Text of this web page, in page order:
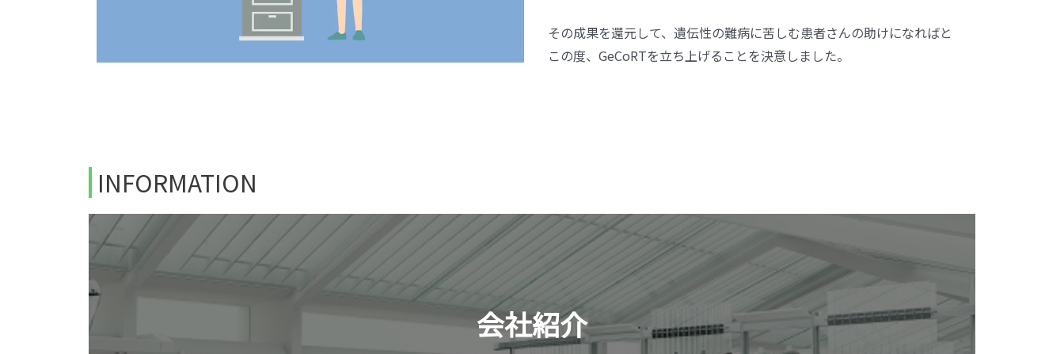
その成果を還元して、遺伝性の難病に苦しむ患者さんの助けになればと
この度、GeCoRTを立ち上げることを決意しました。
INFORMATION
用語説明